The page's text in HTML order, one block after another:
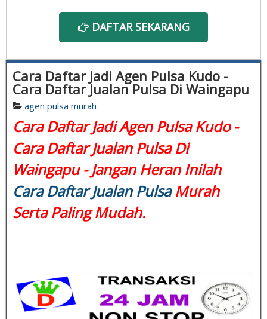
DAFTAR SEKARANG
Cara Daftar Jadi Agen Pulsa Kudo -
Cara Daftar Jualan Pulsa Di Waingapu
agen pulsa murah
Cara Daftar Jadi Agen Pulsa Kudo -
Cara Daftar Jualan Pulsa Di
Waingapu - Jangan Heran Inilah
Cara Daftar Jualan PulsaMurah
Serta Paling Mudah.